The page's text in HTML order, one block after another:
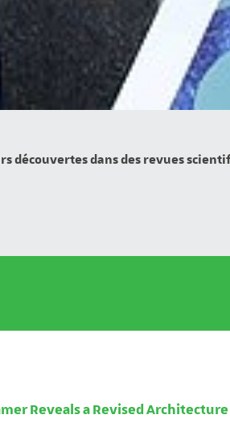
découvertes dans des revues
Reveals a Revised